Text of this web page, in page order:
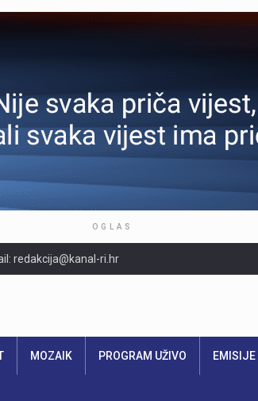
OGLAS
redakcija@kanal-ri.hr
MOZAIK PROGRAM UŽIVO EMISIJE